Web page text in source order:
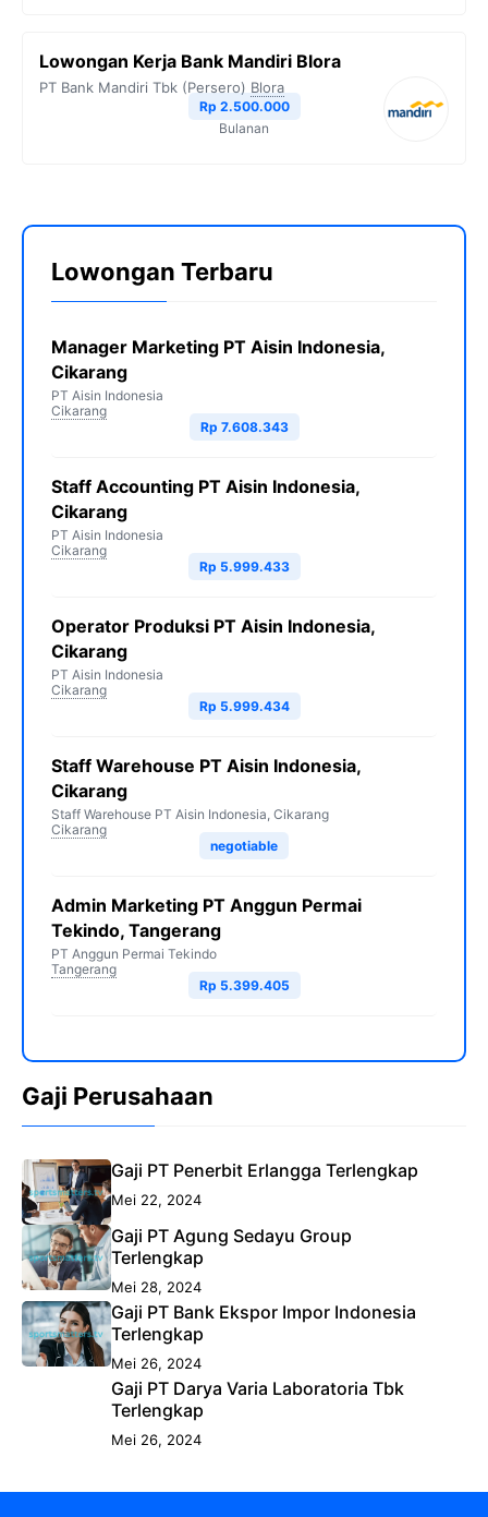
Lowongan Kerja Bank Mandiri Blora
PT Bank Mandiri Tbk (Persero) Blora
Rp 2.500.000
Bulanan
Lowongan Terbaru
Manager Marketing PT Aisin Indonesia,
Cikarang
PT Aisin Indonesia
Cikarang
Rp 7.608.343
Staff Accounting PT Aisin Indonesia,
Cikarang
PT Aisin Indonesia
Cikarang
Rp 5.999.433
Operator Produksi PT Aisin Indonesia,
Cikarang
PT Aisin Indonesia
Cikarang
Rp 5.999.434
Staff Warehouse PT Aisin Indonesia,
Cikarang
Staff Warehouse PT Aisin Indonesia, Cikarang
Cikarang
negotiable
Admin Marketing PT Anggun Permai
Tekindo, Tangerang
PT Anggun Permai Tekindo
Tangerang
Rp 5.399.405
Gaji Perusahaan
Gaji PT Penerbit Erlangga Terlengkap
Mei 22, 2024
Gaji PT Agung Sedayu Group
Terlengkap
Mei 28, 2024
Gaji PT Bank Ekspor Impor Indonesia
Terlengkap
Mei 26, 2024
Gaji PT Darya Varia Laboratoria Tbk
Terlengkap
Mei 26, 2024